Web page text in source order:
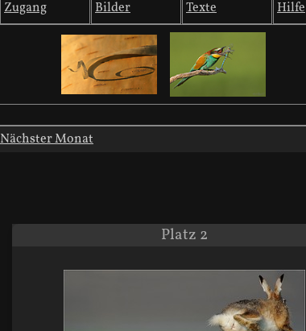
Zugang Bilder Texte Hilfe
Nächster Monat
Platz 2